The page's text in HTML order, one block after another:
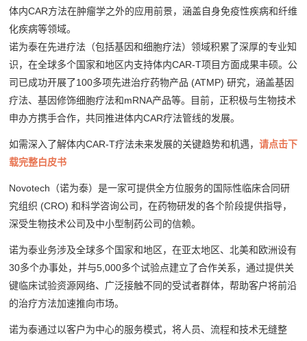
体内CAR方法在肿瘤学之外的应用前景，涵盖自身免疫性疾病和纤维
化疾病等领域。
诺为泰在先进疗法（包括基因和细胞疗法）领域积累了深厚的专业知
识，在全球多个国家和地区内支持体内CAR-T项目方面成果丰硕。公
司已成功开展了100多项先进治疗药物产品 (ATMP) 研究，涵盖基因
疗法、基因修饰细胞疗法和mRNA产品等。目前，正积极与生物技术
申办方携手合作，共同推进体内CAR疗法管线的发展。
如需深入了解体内CAR-T疗法未来发展的关键趋势和机遇，请点击下
载完整白皮书
Novotech（诺为泰）是一家可提供全方位服务的国际性临床合同研
究组织 (CRO) 和科学咨询公司，在药物研发的各个阶段提供指导，
深受生物技术公司及中小型制药公司的信赖。
诺为泰业务涉及全球多个国家和地区，在亚太地区、北美和欧洲设有
30多个办事处，并与5,000多个试验点建立了合作关系，通过提供关
键临床试验资源网络、广泛接触不同的受试者群体，帮助客户将前沿
的治疗方法加速推向市场。
诺为泰通过以客户为中心的服务模式，将人员、流程和技术无缝整